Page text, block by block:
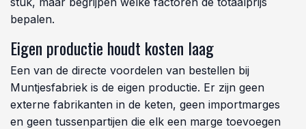
bepalen.
Eigen productie houdt kosten laag
Een van de directe voordelen van bestellen bij
Muntjesfabriek is de eigen productie. Er zijn geen
externe fabrikanten in de keten, geen importmarges
en geen tussenpartijen die elk een marge toevoegen